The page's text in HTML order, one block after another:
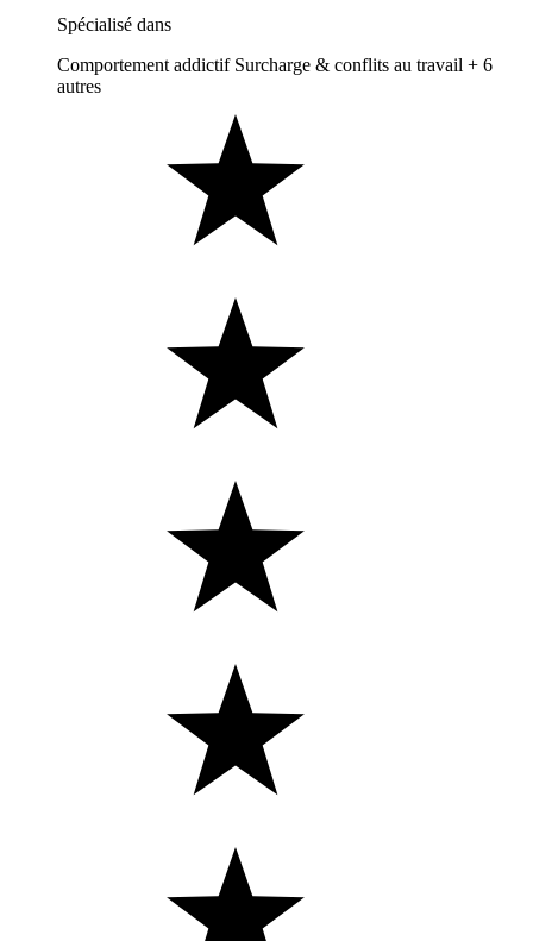
Spécialisé dans
Comportement addictif Surcharge & conflits au travail + 6
autres